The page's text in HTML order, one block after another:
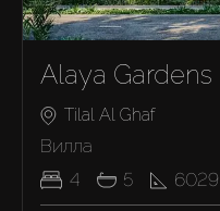
Alaya Gardens
Tilal Al Ghaf
Вилла
4
5 6029